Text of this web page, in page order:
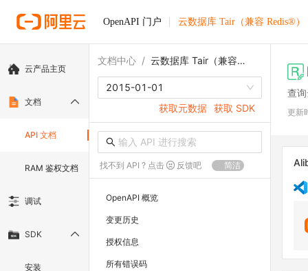
OpenAPI 门户 云数据库 Tair（兼容 Redis®）
云产品主页
文档
API 文档
RAM 鉴权文档
调试
SDK
安装
文档中心 / 云数据库 Tair（兼容 Redis®）
2015-01-01
获取元数据 获取 SDK
找不到 API ? 点击 反馈吧 简洁
OpenAPI 概览
变更历史
授权信息
所有错误码
查
更新